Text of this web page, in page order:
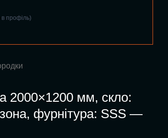
профіль)
2000×1200 мм, скло:
фурнітура: SSS —